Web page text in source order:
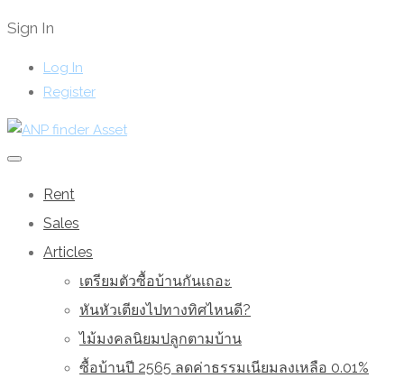
Sign In
Log In
Register
Rent
Sales
Articles
เตรียมตัวซื้อบ้านกันเถอะ
หันหัวเตียงไปทางทิศไหนดี?
ไม้มงคลนิยมปลูกตามบ้าน
ซื้อบ้านปี 2565 ลดค่าธรรมเนียมลงเหลือ 0.01%